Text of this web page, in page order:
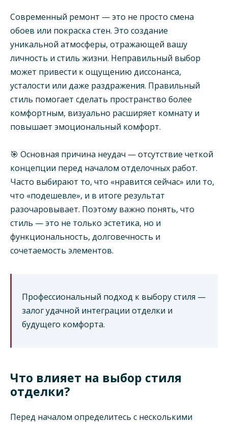
Современный ремонт — это не просто смена
обоев или покраска стен. Это создание
уникальной атмосферы, отражающей вашу
личность и стиль жизни. Неправильный выбор
может привести к ощущению диссонанса,
усталости или даже раздражения. Правильный
стиль помогает сделать пространство более
комфортным, визуально расширяет комнату и
повышает эмоциональный комфорт.
🎯 Основная причина неудач — отсутствие четкой
концепции перед началом отделочных работ.
Часто выбирают то, что «нравится сейчас» или то,
что «подешевле», и в итоге результат
разочаровывает. Поэтому важно понять, что
стиль — это не только эстетика, но и
функциональность, долговечность и
сочетаемость элементов.
Профессиональный подход к выбору стиля —
залог удачной интеграции отделки и
будущего комфорта.
Что влияет на выбор стиля
отделки?
Перед началом определитесь с несколькими